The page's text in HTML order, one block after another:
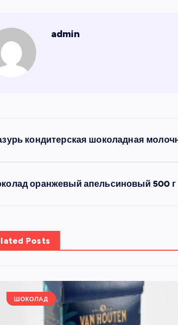
admin
кондитерская шоколадная
оранжевый апельсиновый 500
Posts
ШОКОЛАД